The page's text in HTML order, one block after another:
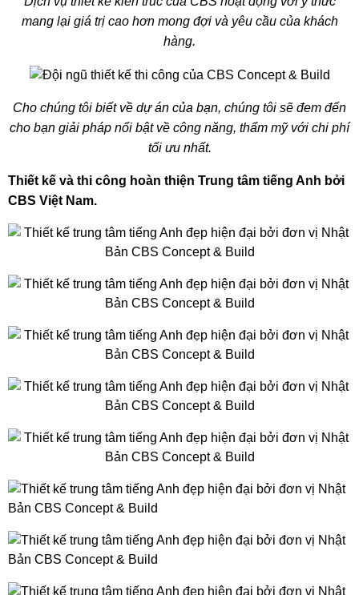
mang lại giá trị cao hơn mong đợi và yêu cầu của khách
hàng.
Cho chúng tôi biết về dự án của bạn, chúng tôi sẽ đem đến
cho bạn giải pháp nổi bật về công năng, thẩm mỹ với chi phí
tối ưu nhất.
Thiết kế và thi công hoàn thiện Trung tâm tiếng Anh bởi
CBS Việt Nam.